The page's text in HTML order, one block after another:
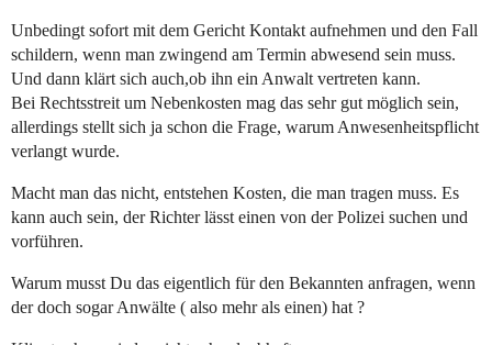
Unbedingt sofort mit dem Gericht Kontakt aufnehmen und den Fall
schildern, wenn man zwingend am Termin abwesend sein muss.
Und dann klärt sich auch,ob ihn ein Anwalt vertreten kann.
Bei Rechtsstreit um Nebenkosten mag das sehr gut möglich sein,
allerdings stellt sich ja schon die Frage, warum Anwesenheitspflicht
verlangt wurde.
Macht man das nicht, entstehen Kosten, die man tragen muss. Es
kann auch sein, der Richter lässt einen von der Polizei suchen und
vorführen.
Warum musst Du das eigentlich für den Bekannten anfragen, wenn
der doch sogar Anwälte ( also mehr als einen) hat ?